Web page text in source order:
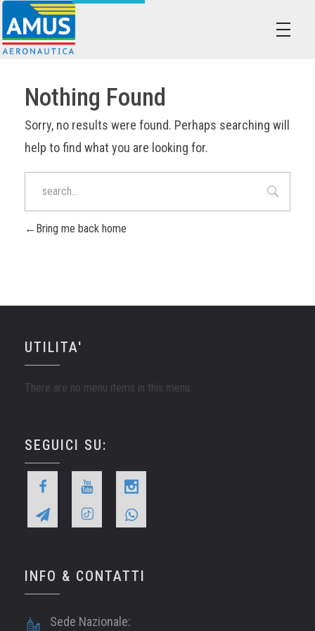
Nothing Found
Sorry, no results were found. Perhaps searching will
help to find what you are looking for.
Bring me back home
UTILITA'
There are no menu items in this menu.
SEGUICI SU:
INFO & CONTATTI
Sede Nazionale: